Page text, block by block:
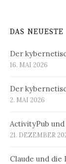
DAS NEUESTE
Der
16. MAI 2026
Der
2. MAI 2026
ActivityPub
21. DEZEMBER
Claude und